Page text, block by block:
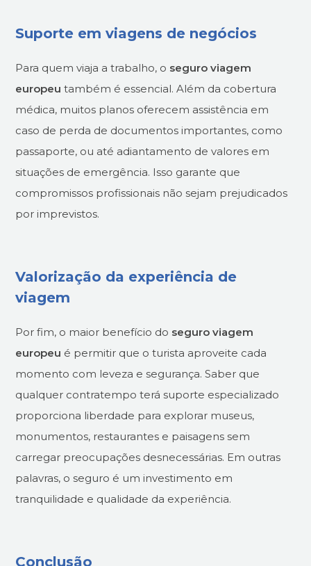
Suporte em viagens de negócios
Para quem viaja a trabalho, o seguro viagem
europeu também é essencial. Além da cobertura
médica, muitos planos oferecem assistência em
caso de perda de documentos importantes, como
passaporte, ou até adiantamento de valores em
situações de emergência. Isso garante que
compromissos profissionais não sejam prejudicados
por imprevistos.
Valorização da experiência de
viagem
Por fim, o maior benefício do seguro viagem
europeu é permitir que o turista aproveite cada
momento com leveza e segurança. Saber que
qualquer contratempo terá suporte especializado
proporciona liberdade para explorar museus,
monumentos, restaurantes e paisagens sem
carregar preocupações desnecessárias. Em outras
palavras, o seguro é um investimento em
tranquilidade e qualidade da experiência.
Conclusão